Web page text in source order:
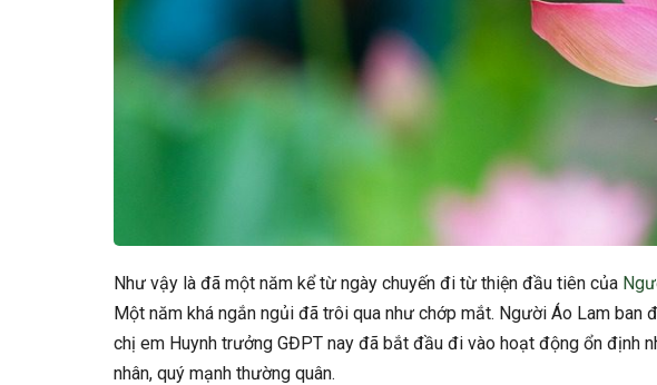
Như vậy là đã một năm kể từ ngày chuyến đi từ thiện đầu tiên của
Một năm khá ngắn ngủi đã trôi qua như chớp mắt. Người Áo Lam ban
chị em Huynh trưởng GĐPT nay đã bắt đầu đi vào hoạt động ổn định
nhân, quý mạnh thường quân.